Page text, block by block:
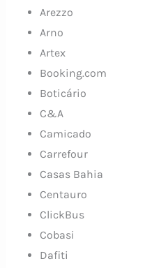
Arezzo
Arno
Artex
Booking.com
Boticário
C&A
Camicado
Carrefour
Casas Bahia
Centauro
ClickBus
Cobasi
Dafiti